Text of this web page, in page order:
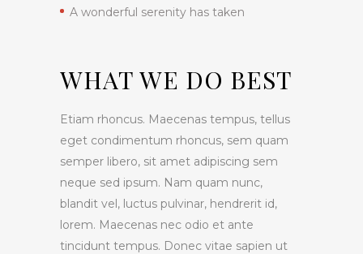
A wonderful serenity has taken
WHAT WE DO BEST
Etiam rhoncus. Maecenas tempus, tellus
eget condimentum rhoncus, sem quam
semper libero, sit amet adipiscing sem
neque sed ipsum. Nam quam nunc,
blandit vel, luctus pulvinar, hendrerit id,
lorem. Maecenas nec odio et ante
tincidunt tempus. Donec vitae sapien ut